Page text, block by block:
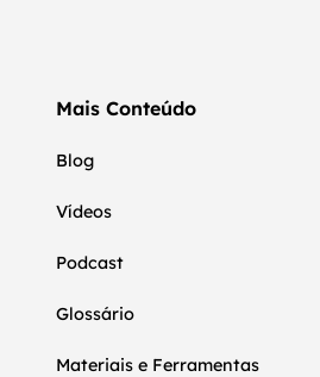
Mais Conteúdo
Blog
Vídeos
Podcast
Glossário
Materiais e Ferramentas